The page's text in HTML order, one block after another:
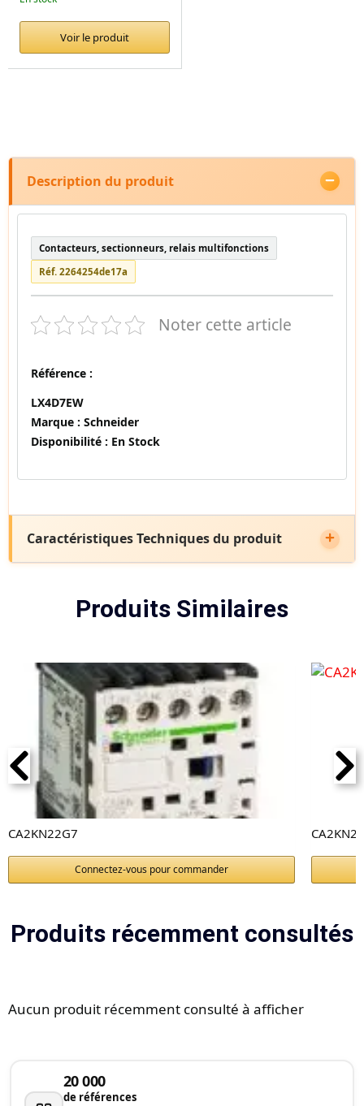
Voir le produit
Description du produit
Contacteurs, sectionneurs, relais multifonctions
Réf. 2264254de17a
Noter cette article
Référence :
LX4D7EW
Marque : Schneider
Disponibilité : En Stock
Caractéristiques Techniques du produit
Produits Similaires
CA2KN22G7
Connectez-vous pour commander
Produits récemment consultés
Aucun produit récemment consulté à afficher
20 000
de références